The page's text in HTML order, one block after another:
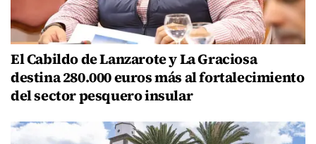
El Cabildo de Lanzarote y La Graciosa
destina 280.000 euros más al fortalecimiento
del sector pesquero insular